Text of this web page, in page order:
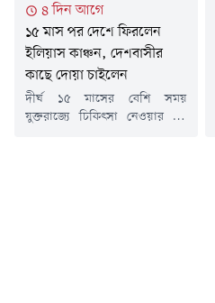
তাঁকে গ্রেপ্তার করে । গ্রেপ্তারের সময়
উদয়নিধি স্ট্যালিনকে...
৪ দিন আগে
১৫ মাস পর দেশে ফিরলেন
ইলিয়াস কাঞ্চন, দেশবাসীর
কাছে দোয়া চাইলেন
দীর্ঘ ১৫ মাসের বেশি সময়
যুক্তরাজ্যে চিকিৎসা নেওয়ার পর